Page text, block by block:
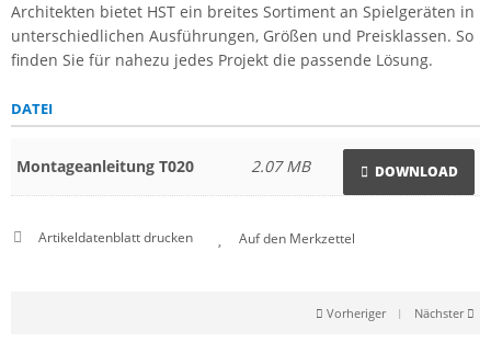
Architekten bietet HST ein breites Sortiment an Spielgeräten in
unterschiedlichen Ausführungen, Größen und Preisklassen. So
finden Sie für nahezu jedes Projekt die passende Lösung.
DATEI
Montageanleitung T020 DOWNLOAD
2.07 MB
Artikeldatenblatt drucken
Vorheriger | Nächster